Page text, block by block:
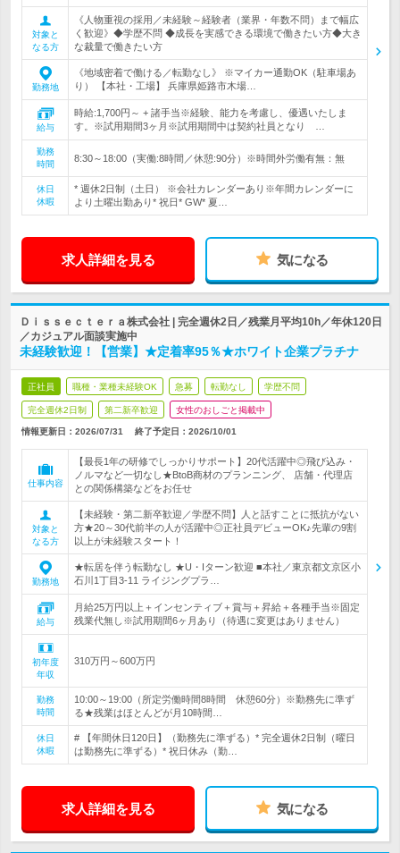
対象と
なる方
《人物重視の採用／未経験～経験者（業界・年数不問）まで幅広
く歓迎》◆学歴不問 ◆成長を実感できる環境で働きたい方◆大き
な裁量で働きたい方
勤務地
《地域密着で働ける／転勤なし》 ※マイカー通勤OK（駐車場あ
り） 【本社・工場】 兵庫県姫路市木場…
給与
時給:1,700円～ + 諸手当※経験、能力を考慮し、優遇いたしま
す。※試用期間3ヶ月※試用期間中は契約社員となり …
勤務
時間
8:30～18:00（実働:8時間／休憩:90分）※時間外労働有無：無
休日
休暇
* 週休2日制（土日） ※会社カレンダーあり※年間カレンダーに
より土曜出勤あり* 祝日* GW* 夏…
求人詳細を見る 気になる
Ｄｉｓｓｅｃｔｅｒａ株式会社 | 完全週休2日／残業月平均10h／年休120日
／カジュアル面談実施中
未経験歓迎！【営業】★定着率95％★ホワイト企業プラチナ
正社員 職種・業種未経験OK 急募 転勤なし 学歴不問
完全週休2日制 第二新卒歓迎 女性のおしごと掲載中
情報更新日：2026/07/31 終了予定日： 2026/10/01
仕事内容
【最長1年の研修でしっかりサポート】20代活躍中◎飛び込み・
ノルマなど一切なし★BtoB商材のプランニング、 店舗・代理店
との関係構築などをお任せ
対象と
なる方
【未経験・第二新卒歓迎／学歴不問】人と話すことに抵抗がない
方★20～30代前半の人が活躍中◎正社員デビューOK♪先輩の9割
以上が未経験スタート！
勤務地
★転居を伴う転勤なし ★U・Iターン歓迎 ■本社／東京都文京区小
石川1丁目3-11 ライジングプラ…
給与
月給25万円以上＋インセンティブ＋賞与＋昇給＋各種手当※固定
残業代無し※試用期間6ヶ月あり（待遇に変更はありません）
初年度
年収
310万円～600万円
勤務
時間
10:00～19:00（所定労働時間8時間 休憩60分）※勤務先に準ず
る★残業はほとんどが月10時間…
休日
休暇
# 【年間休日120日】（勤務先に準ずる）* 完全週休2日制（曜日
は勤務先に準ずる）* 祝日休み（勤…
求人詳細を見る 気になる